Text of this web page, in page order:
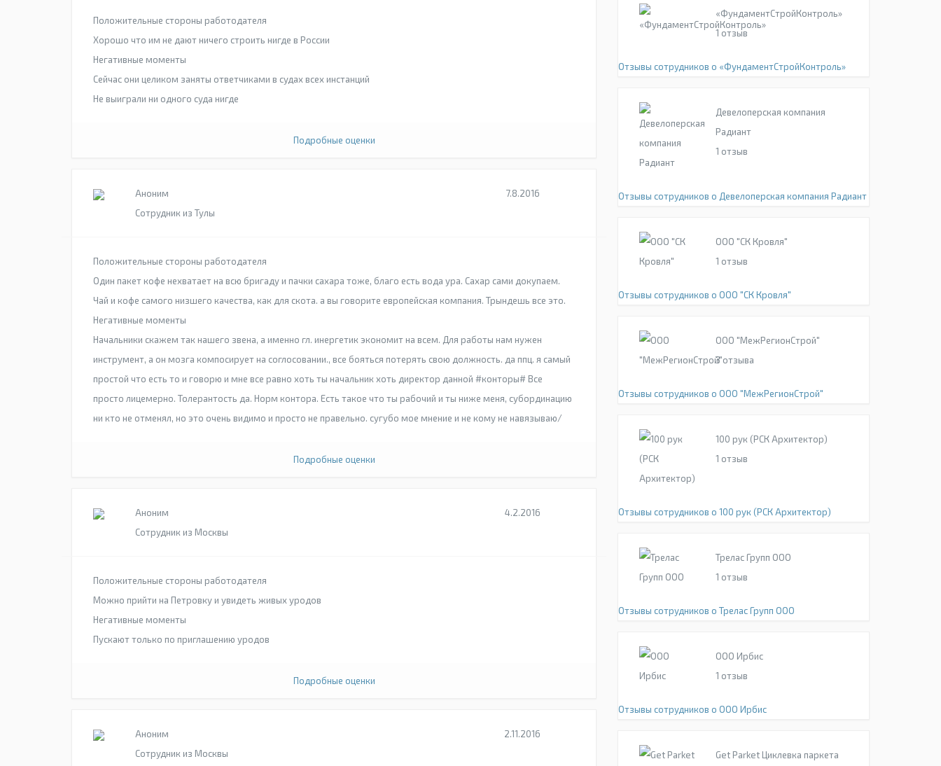
Положительные стороны работодателя
Хорошо что им не дают ничего строить нигде в России
Негативные моменты
Сейчас они целиком заняты ответчиками в судах всех инстанций
Не выиграли ни одного суда нигде
Подробные оценки
Аноним
Сотрудник из Тулы
7.8.2016
Положительные стороны работодателя
Один пакет кофе нехватает на всю бригаду и пачки сахара тоже, благо есть вода ура. Сахар сами докупаем.
Чай и кофе самого низшего качества, как для скота. а вы говорите европейская компания. Трындешь все это.
Негативные моменты
Начальники скажем так нашего звена, а именно гл. инергетик экономит на всем. Для работы нам нужен
инструмент, а он мозга компосирует на соглосовании., все бояться потерять свою должность. да ппц. я самый
простой что есть то и говорю и мне все равно хоть ты начальник хоть директор данной #конторы# Все
просто лицемерно. Толерантость да. Норм контора. Есть такое что ты рабочий и ты ниже меня, субординацию
ни кто не отменял, но это очень видимо и просто не правельно. сугубо мое мнение и не кому не навязываю/
Подробные оценки
Аноним
Сотрудник из Москвы
4.2.2016
Положительные стороны работодателя
Можно прийти на Петровку и увидеть живых уродов
Негативные моменты
Пускают только по приглашению уродов
Подробные оценки
Аноним
Сотрудник из Москвы
2.11.2016
«ФундаментСтройКонтроль»
1 отзыв
Отзывы сотрудников о «ФундаментСтройКонтроль»
Девелоперская компания
Радиант
1 отзыв
Отзывы сотрудников о Девелоперская компания Радиант
ООО "СК Кровля"
1 отзыв
Отзывы сотрудников о ООО "СК Кровля"
ООО "МежРегионСтрой"
3отзыва
Отзывы сотрудников о ООО "МежРегионСтрой"
100 рук (РСК Архитектор)
1 отзыв
Отзывы сотрудников о 100 рук (РСК Архитектор)
Трелас Групп ООО
1 отзыв
Отзывы сотрудников о Трелас Групп ООО
ООО Ирбис
1 отзыв
Отзывы сотрудников о ООО Ирбис
Get Parket Циклевка паркета